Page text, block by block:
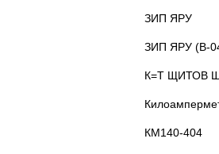
ЗИП ЯРУ
ЗИП ЯРУ (В-
К=Т ЩИТОВ
КМ140-404